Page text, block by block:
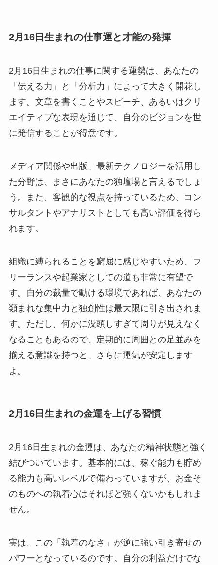
2月16日生まれの仕事運と才能の発揮
2月16日生まれの仕事に関する運勢は、あなたの
「伝える力」と「分析力」によって大きく開花し
ます。文章を書くことやスピーチ、あるいはクリ
エイティブな表現を通じて、自分のビジョンを世
に発信することが得意です。
メディア関係や出版、最新テクノロジーを活用し
た分野は、まさにあなたの独壇場と言えるでしょ
う。また、客観的な視点を持っているため、コン
サルタントやアナリストとしても高い評価を得ら
れます。
組織に縛られることを窮屈に感じやすいため、フ
リーランスや起業家としての道も非常に有望で
す。自分の裁量で動ける環境であれば、あなたの
類まれな集中力と独創性は最大限に引き出されま
す。ただし、何かに没頭しすぎて周りが見えなく
なることもあるので、定期的に周囲との足並みを
揃える意識を持つと、さらに運気が安定します
よ。
2月16日生まれの金運を上げる習慣
2月16日生まれの金運は、あなたの精神状態と強く
結びついています。基本的には、稼ぐ能力も貯め
る能力も高いレベルで備わっていますが、お金そ
のものへの執着心はそれほど強くないかもしれま
せん。
実は、この「執着のなさ」が逆に強い引き寄せの
パワーとなっているのです。自分の利益だけでな